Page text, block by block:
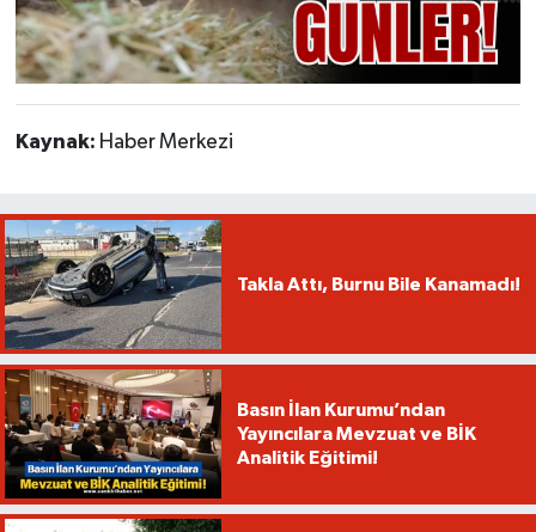
Kaynak: Haber Merkezi
Takla Attı, Burnu Bile Kanamadı!
Basın İlan Kurumu’ndan
Yayıncılara Mevzuat ve BİK
Analitik Eğitimi!